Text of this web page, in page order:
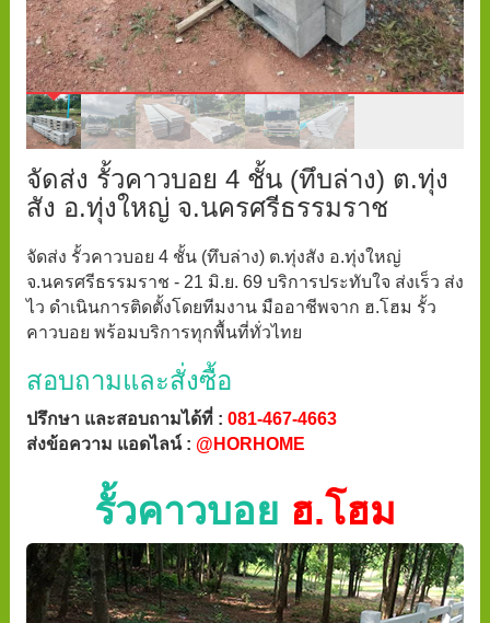
จัดส่ง รั้วคาวบอย 4 ชั้น (ทึบล่าง) ต.ทุ่ง
สัง อ.ทุ่งใหญ่ จ.นครศรีธรรมราช
จัดส่ง รั้วคาวบอย 4 ชั้น (ทึบล่าง) ต.ทุ่งสัง อ.ทุ่งใหญ่
จ.นครศรีธรรมราช - 21 มิ.ย. 69 บริการประทับใจ ส่งเร็ว ส่ง
ไว ดำเนินการติดตั้งโดยทีมงาน มืออาชีพจาก ฮ.โฮม รั้ว
คาวบอย พร้อมบริการทุกพื้นที่ทั่วไทย
สอบถามและสั่งซื้อ
ปรึกษา และสอบถามได้ที่ : 081-467-4663
ส่งข้อความ แอดไลน์ : @HORHOME
รั้วคาวบอย ฮ.โฮม